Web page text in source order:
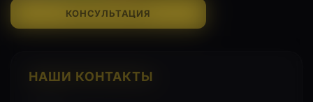
КОНСУЛЬТАЦИЯ
НАШИ КОНТАКТЫ